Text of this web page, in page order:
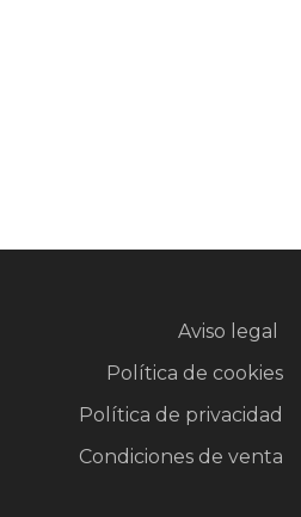
Aviso legal
Política de cookies
Política de privacidad
Condiciones de venta